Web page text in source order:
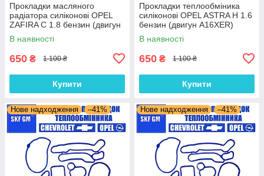
Прокладки масляного
радіатора силіконові OPEL
ZAFIRA C 1.8 бензин (двигун
A18XEL) комплект 16 шт.
В наявності
650 ₴ 1 100 ₴
Купити
Прокладки теплообміника
силіконові OPEL ASTRA H 1.6
бензин (двигун A16XER)
комплект 16 шт.
В наявності
650 ₴ 1 100 ₴
Купити
Нове надходження –41% Нове надходження –41%